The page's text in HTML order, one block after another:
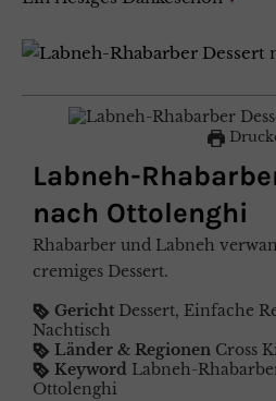
Labneh-
nach Ottolenghi
Rhabarber und Labneh verwandelt in ein köstlich
cremiges Dessert.
Gericht Dessert, Einfache
Nachtisch
Länder & Regionen Cross
Keyword Labneh-
Ottolenghi